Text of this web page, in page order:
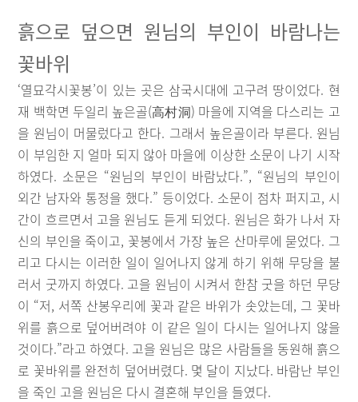
흙으로 덮으면 원님의 부인이 바람나는
꽃바위
‘열묘각시꽃봉’이 있는 곳은 삼국시대에 고구려 땅이었다. 현
재 백학면 두일리 높은골(高村洞) 마을에 지역을 다스리는 고
을 원님이 머물렀다고 한다. 그래서 높은골이라 부른다. 원님
이 부임한 지 얼마 되지 않아 마을에 이상한 소문이 나기 시작
하였다. 소문은 “원님의 부인이 바람났다.”, “원님의 부인이
외간 남자와 통정을 했다.” 등이었다. 소문이 점차 퍼지고, 시
간이 흐르면서 고을 원님도 듣게 되었다. 원님은 화가 나서 자
신의 부인을 죽이고, 꽃봉에서 가장 높은 산마루에 묻었다. 그
리고 다시는 이러한 일이 일어나지 않게 하기 위해 무당을 불
러서 굿까지 하였다. 고을 원님이 시켜서 한참 굿을 하던 무당
이 “저, 서쪽 산봉우리에 꽃과 같은 바위가 솟았는데, 그 꽃바
위를 흙으로 덮어버려야 이 같은 일이 다시는 일어나지 않을
것이다.”라고 하였다. 고을 원님은 많은 사람들을 동원해 흙으
로 꽃바위를 완전히 덮어버렸다. 몇 달이 지났다. 바람난 부인
을 죽인 고을 원님은 다시 결혼해 부인을 들였다.